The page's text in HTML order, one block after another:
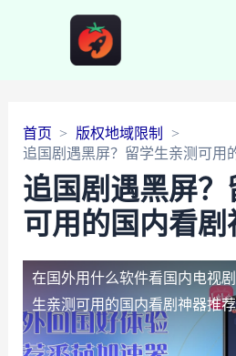
首页
版权地域限制
追国剧遇黑屏？留学生亲测可用
追国剧遇黑屏？
可用的国内看剧
在国外用什么软件看国内电视剧
生亲测可用的国内看剧神器推